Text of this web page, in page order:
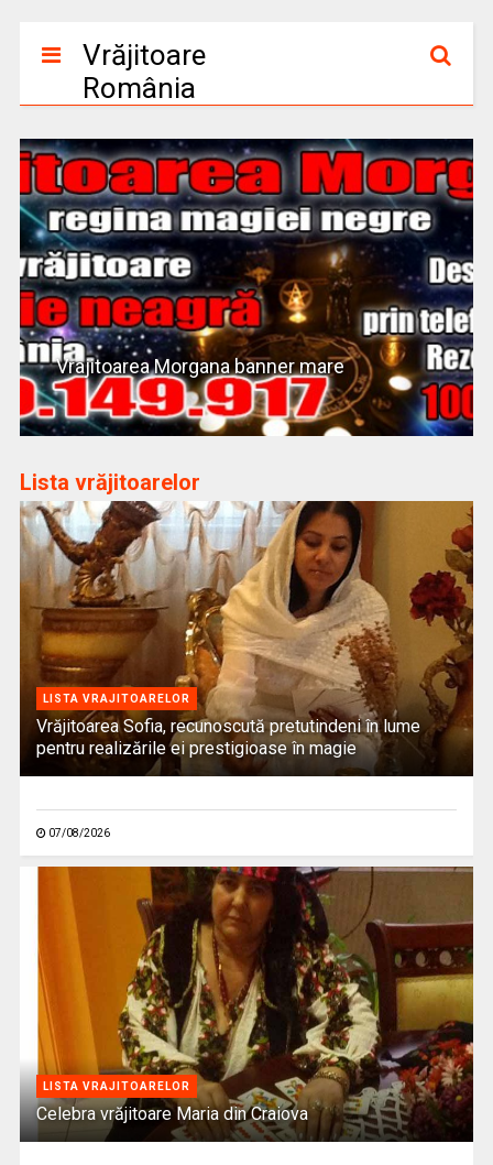
Vrăjitoare
România
Vrajitoarea Morgana banner mare
Lista vrăjitoarelor
LISTA VRAJITOARELOR
Vrăjitoarea Sofia, recunoscută pretutindeni în lume
pentru realizările ei prestigioase în magie
07/08/2026
LISTA VRAJITOARELOR
Celebra vrăjitoare Maria din Craiova